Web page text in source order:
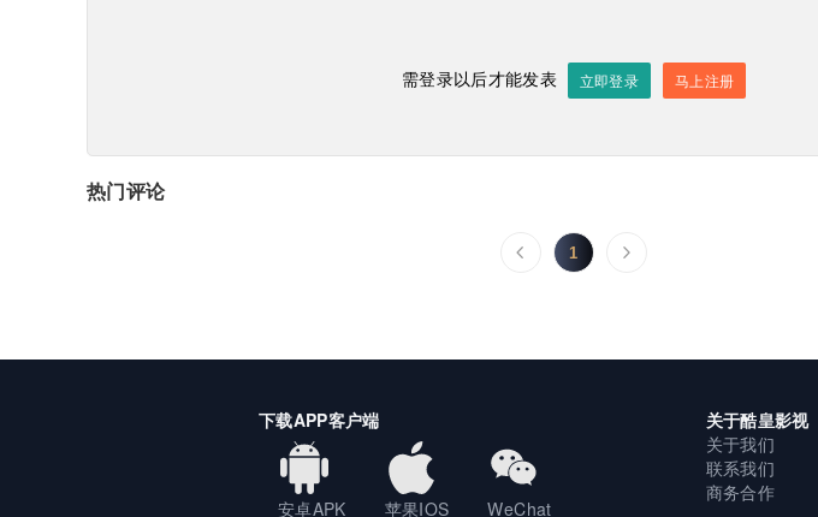
需登录以后才能发表 立即登录 马上注册
热门评论
1
下载APP客户端
安卓APK 苹果IOS WeChat
关于酷皇影视
关于我们
联系我们
商务合作